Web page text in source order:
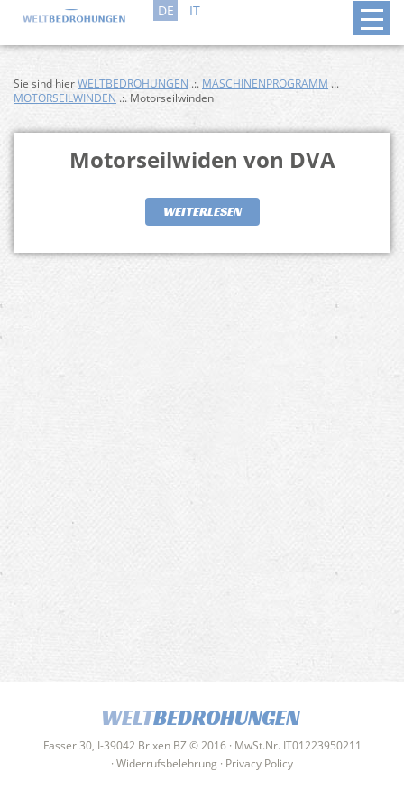
DE IT
Sie sind hierWELTBEDROHUNGEN .:. MASCHINENPROGRAMM .:.
MOTORSEILWINDEN .:. Motorseilwinden
Motorseilwiden von DVA
WEITERLESEN
WELTBEDROHUNGEN
Fasser 30, I-39042 Brixen BZ © 2016 · MwSt.Nr. IT01223950211
· Widerrufsbelehrung · Privacy Policy